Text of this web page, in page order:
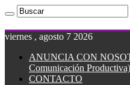
viernes , agosto 7 2026
ANUNCIA CON
Comunicación Productiva)
CONTACTO